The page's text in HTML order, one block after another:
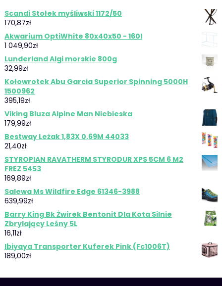
Scandi Stołek myśliwski 1172/50
170,87zł
Akwarium OptiWhite 80x40x50 - 160l
1 049,90zł
Lunderland Algi morskie 800g
32,99zł
Kołowrotek Abu Garcia Superior Spinning 5000H
1500962
395,19zł
Viking Bluza Alpine Man Niebieska
179,99zł
Bestway Leżak 1,83X 0,69M 44033
21,40zł
STYROPIAN RAVATHERM STYRODUR XPS 5CM 6 M2
FREZ 5453
169,89zł
Salewa Ms Wildfire Edge 61346-3988
639,99zł
Barry King Bk Żwirek Bentonit Dla Kota Silnie
Zbrylający Leśny 5L
16,11zł
Ibiyaya Transporter Kuferek Pink (Fc1006T)
189,00zł